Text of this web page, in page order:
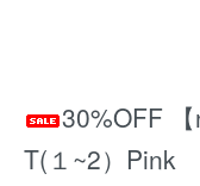
30%OFF
T(１~2）Pink